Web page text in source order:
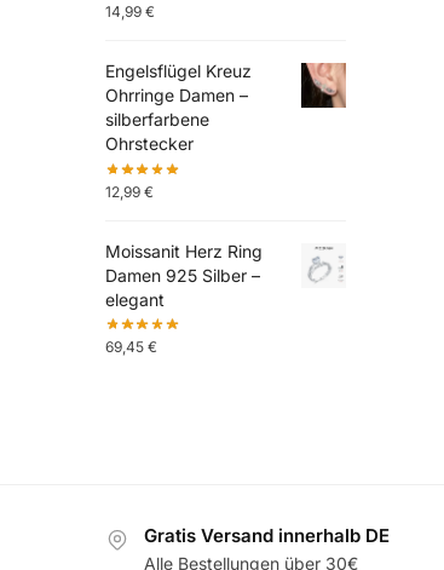
14,99 €
Engelsflügel Kreuz
Ohrringe Damen –
silberfarbene
Ohrstecker
12,99 €
Moissanit Herz Ring
Damen 925 Silber –
elegant
69,45 €
Gratis Versand innerhalb DE
Alle Bestellungen über 30€